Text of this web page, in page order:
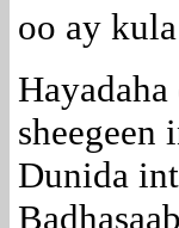
oo ay
sheegeen
Dunida